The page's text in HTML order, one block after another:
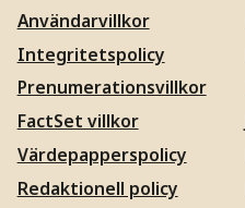
Användarvillkor
Integritetspolicy
Prenumerationsvillkor
FactSet villkor
Värdepapperspolicy
Redaktionell policy